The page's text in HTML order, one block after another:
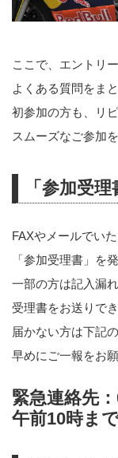
ここで、エントリ
よくある質問をま
初参加の方も、リ
スムーズなご参加
「参加受
FAXやメールでい
「参加受理書」を
一部の方は記入漏
受理書をお送りで
届かない方は下記
早めにご一報をお
緊急連絡先
午前10時まで